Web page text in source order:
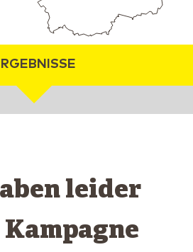
leider